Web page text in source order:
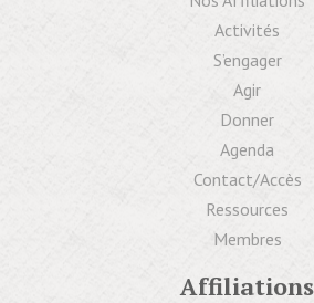
Activités
S’engager
Agir
Donner
Agenda
Contact/Accès
Ressources
Membres
Affiliations